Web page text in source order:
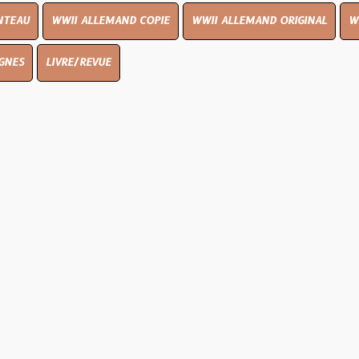
ALLEMAND COPIE WWII ALLEMAND ORIGINAL WWII UK